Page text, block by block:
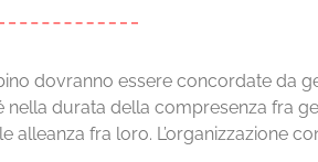
dovranno essere concordate da
nella durata della compresenza fra
fra loro. L’organizzazione